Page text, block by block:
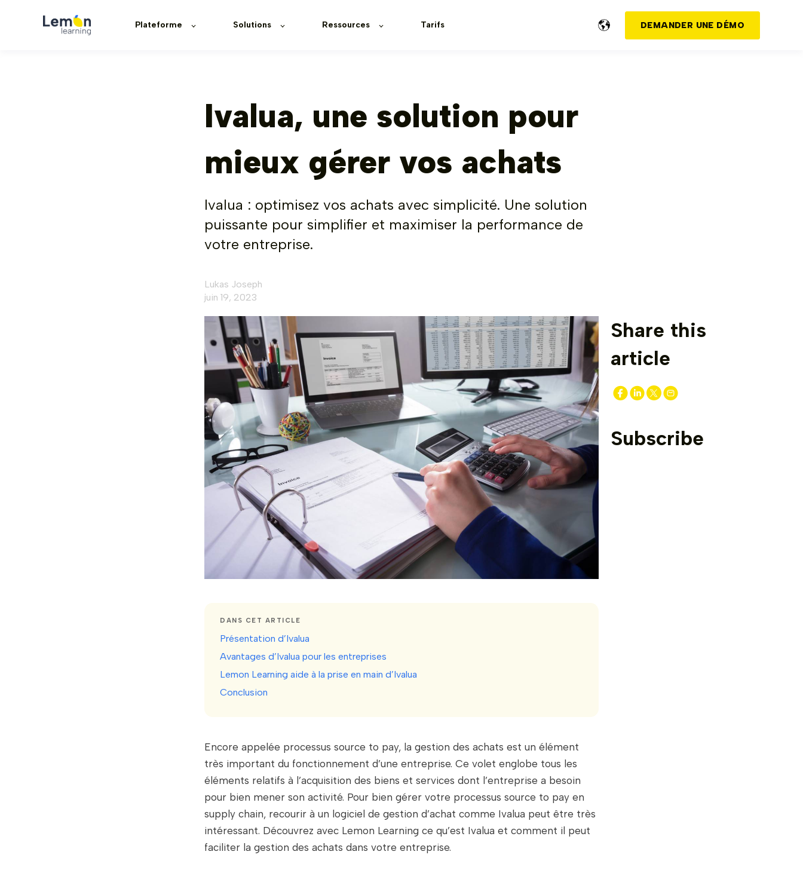
Plateforme Solutions Ressources Tarifs DEMANDER UNE DÉMO
Ivalua, une solution pour
mieux gérer vos achats
Ivalua : optimisez vos achats avec simplicité. Une solution
puissante pour simplifier et maximiser la performance de
votre entreprise.
Lukas Joseph
juin 19, 2023
Share this
article
Subscribe
DANS CET ARTICLE
Présentation d’Ivalua
Avantages d’Ivalua pour les entreprises
Lemon Learning aide à la prise en main d’Ivalua
Conclusion
Encore appelée processus source to pay, la gestion des achats est un élément
très important du fonctionnement d’une entreprise. Ce volet englobe tous les
éléments relatifs à l’acquisition des biens et services dont l’entreprise a besoin
pour bien mener son activité. Pour bien gérer votre processus source to pay en
supply chain, recourir à un logiciel de gestion d’achat comme Ivalua peut être très
intéressant. Découvrez avec Lemon Learning ce qu’est Ivalua et comment il peut
faciliter la gestion des achats dans votre entreprise.